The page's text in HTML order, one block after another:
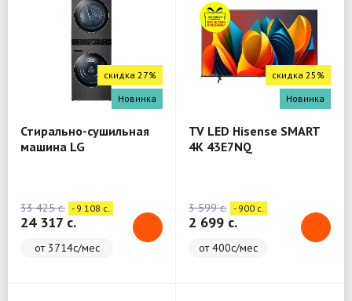
скидка 27%
Новинка
Стирально-сушильная
машина LG
33 425 c. - 9 108 c.
24 317 c.
от 3714с/мес
скидка 25%
Новинка
TV LED Hisense SMART
4K 43E7NQ
3 599 c. - 900 c.
2 699 c.
от 400с/мес